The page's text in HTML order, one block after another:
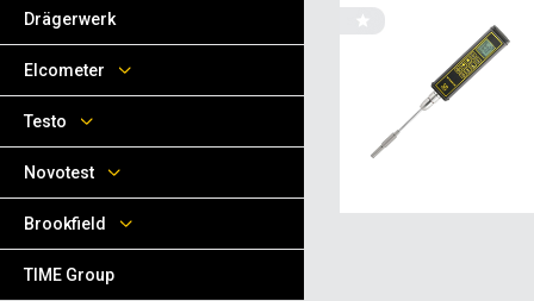
Drägerwerk
Elcometer
Testo
Novotest
Brookfield
TIME Group